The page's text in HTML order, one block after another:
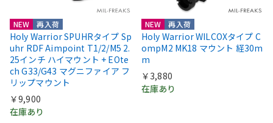
NEW 再入荷
Holy Warrior SPUHRタイプ Sp
uhr RDF Aimpoint T1/2/M5 2.
25インチ ハイマウント + EOte
ch G33/G43 マグニファイア フ
リップマウント
￥9,900
在庫あり
NEW 再入荷
Holy Warrior WILCOXタイプ C
ompM2 MK18 マウント 経30m
m
￥3,880
在庫あり